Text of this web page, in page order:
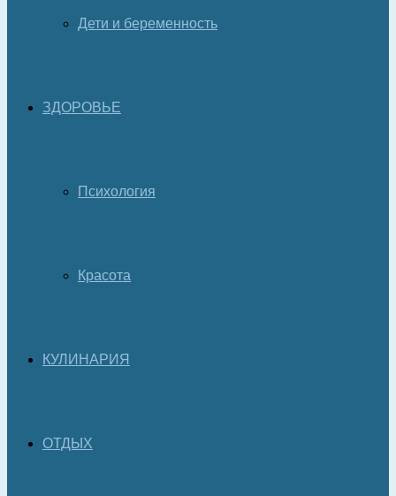
Дети и беременность
ЗДОРОВЬЕ
Психология
Красота
КУЛИНАРИЯ
ОТДЫХ